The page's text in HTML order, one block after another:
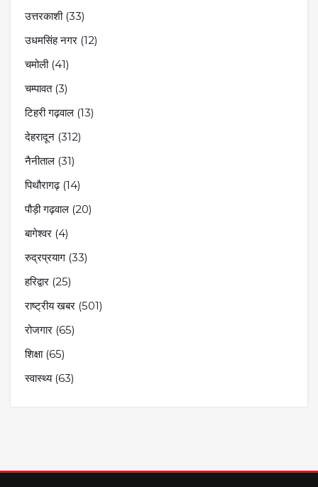
उत्तरकाशी(33)
उधमसिंह नगर (12)
चमोली(41)
चम्पावत(3)
टिहरी गढ़वाल (13)
देहरादून (312)
नैनीताल (31)
पिथौरागढ़(14)
पौड़ी गढ़वाल (20)
बागेश्वर (4)
रुद्रप्रयाग (33)
हरिद्वार (25)
राष्ट्रीय खबर (501)
रोजगार (65)
शिक्षा(65)
स्वास्थ्य(63)